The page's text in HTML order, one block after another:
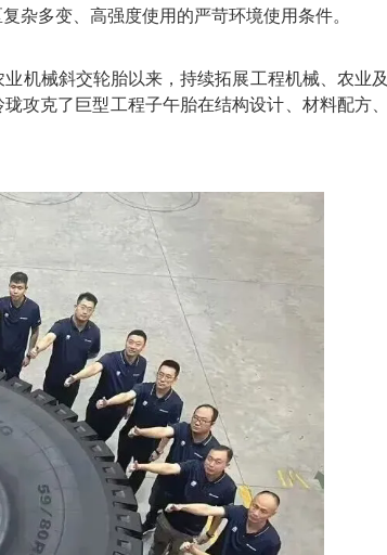
杂多变、高强度使用的严苛环境使用条件。
业机械斜交轮胎以来，持续拓展工程机械、农业及
攻克了巨型工程子午胎在结构设计、材料配方、